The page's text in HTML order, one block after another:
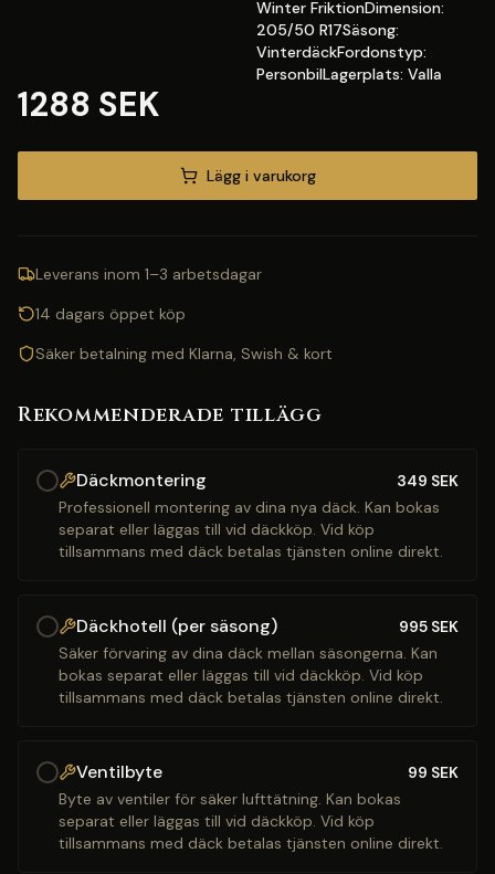
Winter FriktionDimension:
205/50 R17Säsong:
VinterdäckFordonstyp:
PersonbilLagerplats: Valla
1288 SEK
Lägg i varukorg
Leverans inom 1–3 arbetsdagar
14 dagars öppet köp
Säker betalning med Klarna, Swish & kort
Rekommenderade tillägg
Däckmontering 349 SEK
Professionell montering av dina nya däck. Kan bokas
separat eller läggas till vid däckköp. Vid köp
tillsammans med däck betalas tjänsten online direkt.
Däckhotell (per säsong) 995 SEK
Säker förvaring av dina däck mellan säsongerna. Kan
bokas separat eller läggas till vid däckköp. Vid köp
tillsammans med däck betalas tjänsten online direkt.
Ventilbyte 99 SEK
Byte av ventiler för säker lufttätning. Kan bokas
separat eller läggas till vid däckköp. Vid köp
tillsammans med däck betalas tjänsten online direkt.